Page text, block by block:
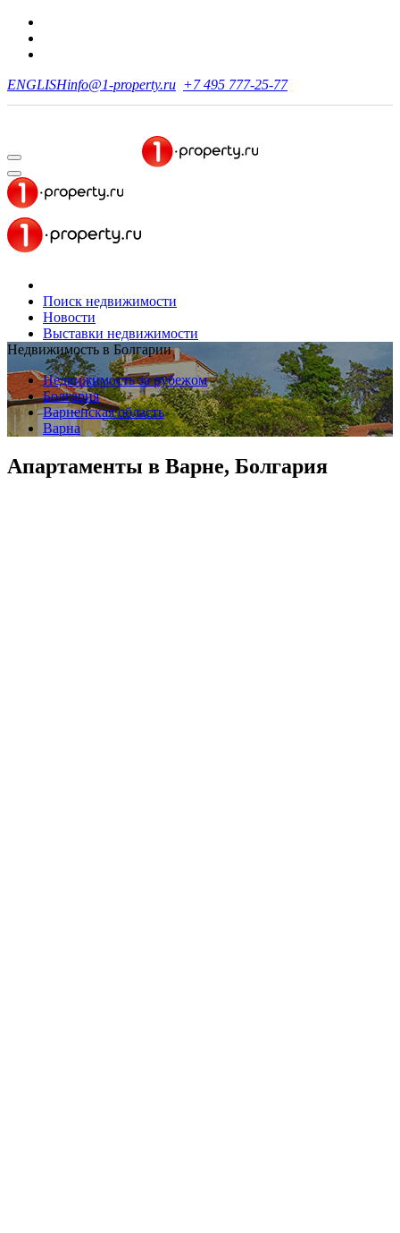
ENGLISHinfo@1-property.ru +7 495 777-25-77
Поиск недвижимости
Новости
Выставки недвижимости
Недвижимость в Болгарии
Недвижимость за рубежом
Болгария
Варненская область
Варна
Апартаменты в Варне, Болгария